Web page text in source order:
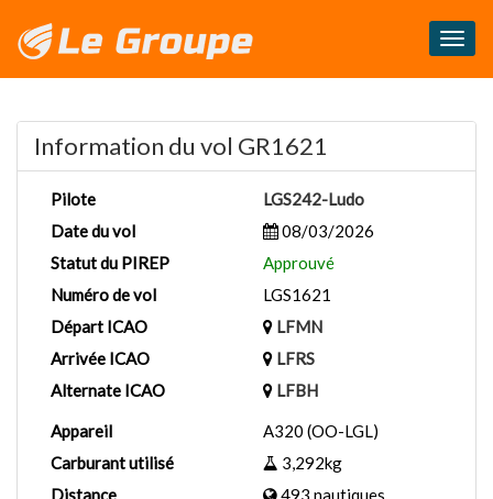
Information du vol GR1621
Pilote
LGS242-Ludo
Date du vol
08/03/2026
Statut du PIREP
Approuvé
Numéro de vol
LGS1621
Départ ICAO
LFMN
Arrivée ICAO
LFRS
Alternate ICAO
LFBH
Appareil
A320 (OO-LGL)
Carburant utilisé
3,292kg
Distance
493 nautiques